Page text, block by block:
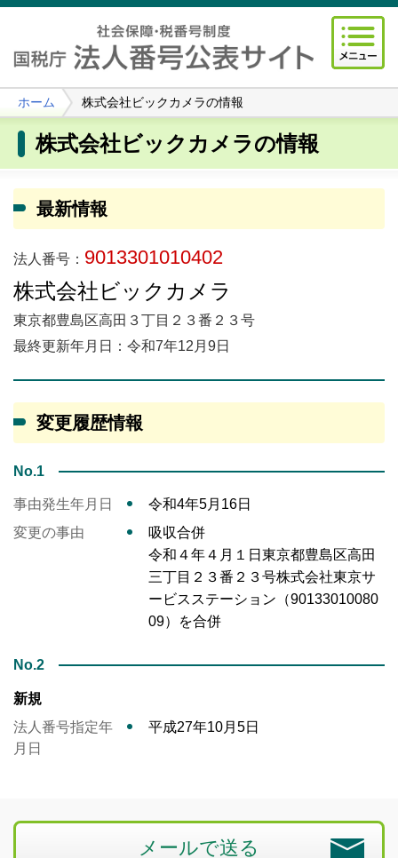
ホーム 株式会社ビックカメラの情報
株式会社ビックカメラの情報
最新情報
法人番号： 9013301010402
株式会社ビックカメラ
東京都豊島区高田３丁目２３番２３号
最終更新年月日：令和7年12月9日
変更履歴情報
No.1
事由発生年月日
令和4年5月16日
変更の事由
吸収合併
令和４年４月１日東京都豊島区高田
三丁目２３番２３号株式会社東京サ
ービスステーション（90133010080
09）を合併
No.2
新規
法人番号指定年
月日
平成27年10月5日
メールで送る